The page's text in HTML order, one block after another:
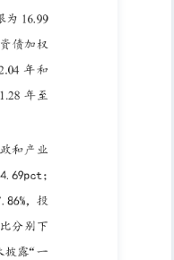
济大省符合条件的项目建
上行，9月地方债加权平均
行利率环比下行0.45bps、
、5.07bps、10.71bps、
、0.29bps；1年期、3年
、2.84bps和0.51bps。9
分别拉长3.52年和2.35年至
年期、5年期、10年期和15年
比分别提升3.44pct和
、“交通基础设施”254亿
，环比提升12.15pct。其他